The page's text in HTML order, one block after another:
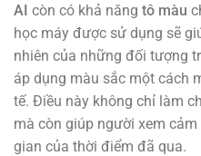
AI còn có khả năng tô màu
học máy được sử dụng sẽ
nhiên của những đối tượng
áp dụng màu sắc một cách
tế. Điều này không chỉ làm
mà còn giúp người xem
gian của thời điểm đã qua.